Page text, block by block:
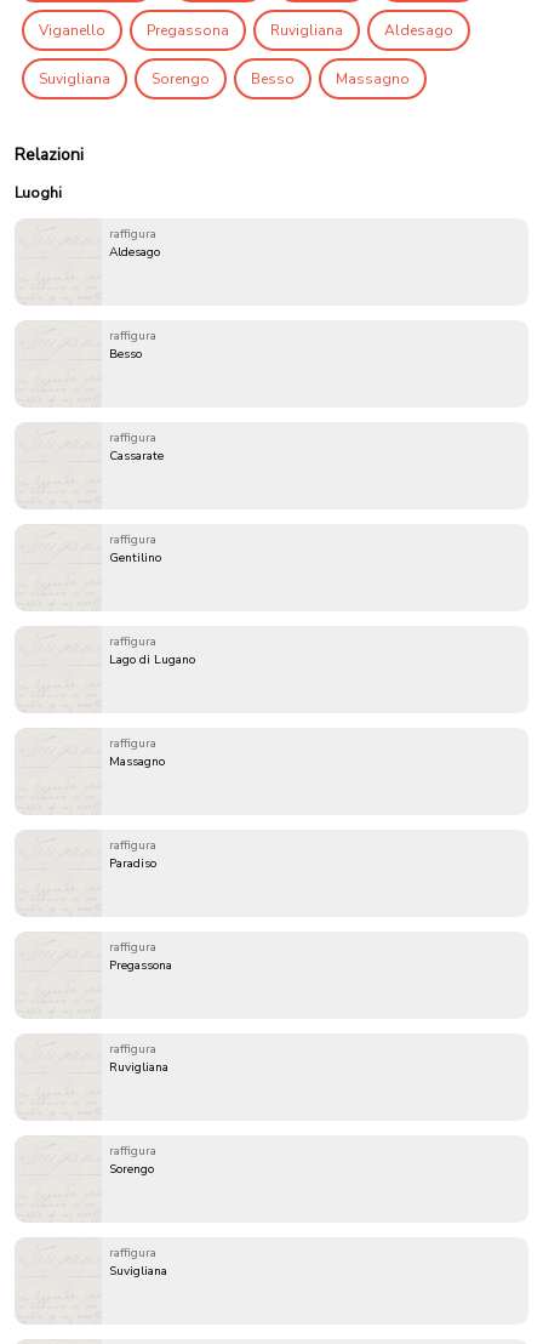
Viganello Pregassona Ruvigliana Aldesago
Suvigliana Sorengo Besso Massagno
Relazioni
Luoghi
raffigura
Aldesago
raffigura
Besso
raffigura
Cassarate
raffigura
Gentilino
raffigura
Lago di Lugano
raffigura
Massagno
raffigura
Paradiso
raffigura
Pregassona
raffigura
Ruvigliana
raffigura
Sorengo
raffigura
Suvigliana